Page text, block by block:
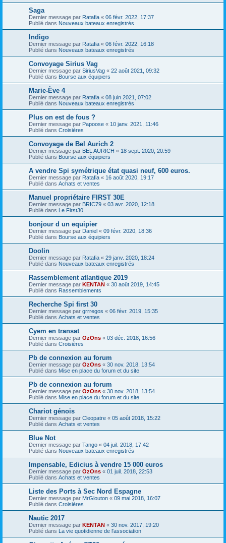
Saga
Dernier message par Ratafia « 06 févr. 2022, 17:37
Publié dans Nouveaux bateaux enregistrés
Indigo
Dernier message par Ratafia « 06 févr. 2022, 16:18
Publié dans Nouveaux bateaux enregistrés
Convoyage Sirius Vag
Dernier message par SiriusVag « 22 août 2021, 09:32
Publié dans Bourse aux équipiers
Marie-Ève 4
Dernier message par Ratafia « 08 juin 2021, 07:02
Publié dans Nouveaux bateaux enregistrés
Plus on est de fous ?
Dernier message par Papoose « 10 janv. 2021, 11:46
Publié dans Croisières
Convoyage de Bel Aurich 2
Dernier message par BEL AURICH « 18 sept. 2020, 20:59
Publié dans Bourse aux équipiers
A vendre Spi symétrique état quasi neuf, 600 euros.
Dernier message par Ratafia « 16 août 2020, 19:17
Publié dans Achats et ventes
Manuel propriétaire FIRST 30E
Dernier message par BRIC79 « 03 avr. 2020, 12:18
Publié dans Le First30
bonjour d un equipier
Dernier message par Daniel « 09 févr. 2020, 18:36
Publié dans Bourse aux équipiers
Doolin
Dernier message par Ratafia « 29 janv. 2020, 18:24
Publié dans Nouveaux bateaux enregistrés
Rassemblement atlantique 2019
Dernier message par KENTAN « 30 août 2019, 14:45
Publié dans Rassemblements
Recherche Spi first 30
Dernier message par grrregos « 06 févr. 2019, 15:35
Publié dans Achats et ventes
Cyem en transat
Dernier message par OzOns « 03 déc. 2018, 16:56
Publié dans Croisières
Pb de connexion au forum
Dernier message par OzOns « 30 nov. 2018, 13:54
Publié dans Mise en place du forum et du site
Pb de connexion au forum
Dernier message par OzOns « 30 nov. 2018, 13:54
Publié dans Mise en place du forum et du site
Chariot génois
Dernier message par Cleopatre « 05 août 2018, 15:22
Publié dans Achats et ventes
Blue Not
Dernier message par Tango « 04 juil. 2018, 17:42
Publié dans Nouveaux bateaux enregistrés
Impensable, Edicius à vendre 15 000 euros
Dernier message par OzOns « 01 juil. 2018, 22:53
Publié dans Achats et ventes
Liste des Ports à Sec Nord Espagne
Dernier message par MrGlouton « 09 mai 2018, 16:07
Publié dans Croisières
Nautic 2017
Dernier message par KENTAN « 30 nov. 2017, 19:20
Publié dans La vie quotidienne de l'association